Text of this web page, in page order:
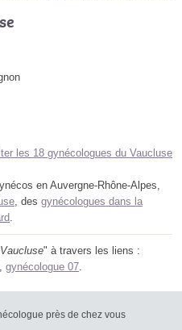
les 18 gynécologues du Vaucluse
en Auvergne-Rhône-Alpes,
, des gynécologues dans la
" à travers les liens :
gynécologue 07
près de chez vous